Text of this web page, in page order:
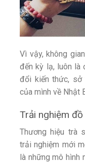
Vì vậy, không
đến kỳ lạ, luôn là
đổi kiến thức, sở
của mình về Nhật
Trải nghiệm
Thương hiệu trà
trải nghiệm mới
là những mô hình